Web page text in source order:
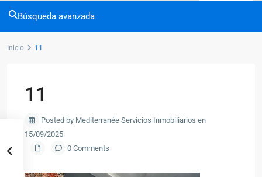
Búsqueda avanzada
Inicio 11
11
Posted by Mediterranée Servicios Inmobiliarios en
15/09/2025
0 Comments